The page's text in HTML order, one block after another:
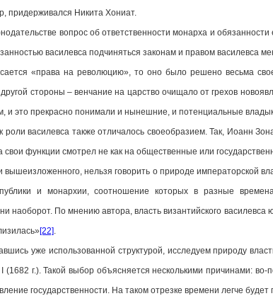
придерживался Никита Хониат.
вопрос об ответственности монарха и обязанности
василевса подчиняться законам и правом василевса
«права на революцию», то оно было решено весьма
стороны – венчание на царство очищало от грехов
и это прекрасно понимали и нынешние, и потенциальные
василевса также отличалось своеобразием. Так, Иоанн
свои функции смотрел не как на общественные или
нельзя говорить о природе императорской
и монархии, соотношение которых в разные
наоборот. По мнению автора, власть византийского
[22].
уже использованной структурой, исследуем природу
г.). Такой выбор объясняется несколькими причинами:
государственности. На таком отрезке времени легче